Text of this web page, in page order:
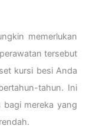
memerlukan
tersebut
kursi besi Anda
tahun. Ini
bagi mereka yang